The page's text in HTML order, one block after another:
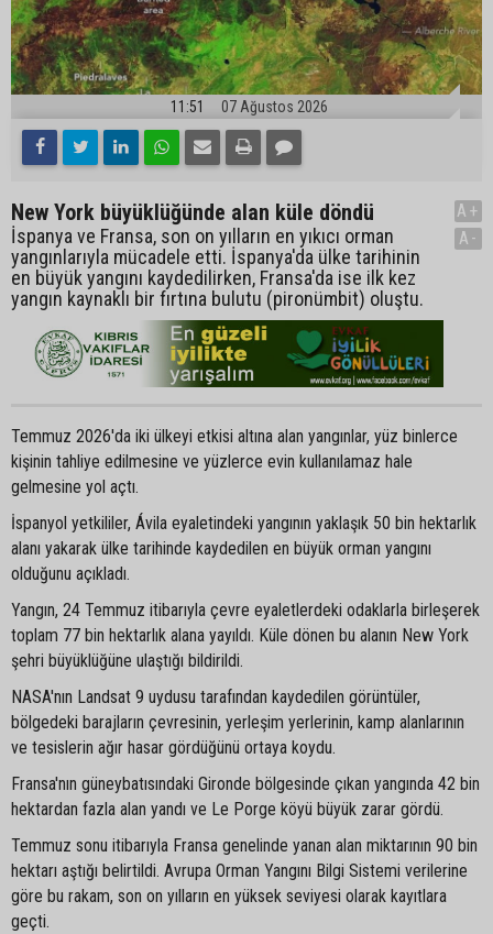
11:51 07 Ağustos 2026
New York büyüklüğünde alan küle döndü
İspanya ve Fransa, son on yılların en yıkıcı orman
yangınlarıyla mücadele etti. İspanya'da ülke tarihinin
en büyük yangını kaydedilirken, Fransa'da ise ilk kez
yangın kaynaklı bir fırtına bulutu (pironümbit) oluştu.
A+
A-
Temmuz 2026'da iki ülkeyi etkisi altına alan yangınlar, yüz binlerce
kişinin tahliye edilmesine ve yüzlerce evin kullanılamaz hale
gelmesine yol açtı.
İspanyol yetkililer, Ávila eyaletindeki yangının yaklaşık 50 bin hektarlık
alanı yakarak ülke tarihinde kaydedilen en büyük orman yangını
olduğunu açıkladı.
Yangın, 24 Temmuz itibarıyla çevre eyaletlerdeki odaklarla birleşerek
toplam 77 bin hektarlık alana yayıldı. Küle dönen bu alanın New York
şehri büyüklüğüne ulaştığı bildirildi.
NASA'nın Landsat 9 uydusu tarafından kaydedilen görüntüler,
bölgedeki barajların çevresinin, yerleşim yerlerinin, kamp alanlarının
ve tesislerin ağır hasar gördüğünü ortaya koydu.
Fransa'nın güneybatısındaki Gironde bölgesinde çıkan yangında 42 bin
hektardan fazla alan yandı ve Le Porge köyü büyük zarar gördü.
Temmuz sonu itibarıyla Fransa genelinde yanan alan miktarının 90 bin
hektarı aştığı belirtildi. Avrupa Orman Yangını Bilgi Sistemi verilerine
göre bu rakam, son on yılların en yüksek seviyesi olarak kayıtlara
geçti.